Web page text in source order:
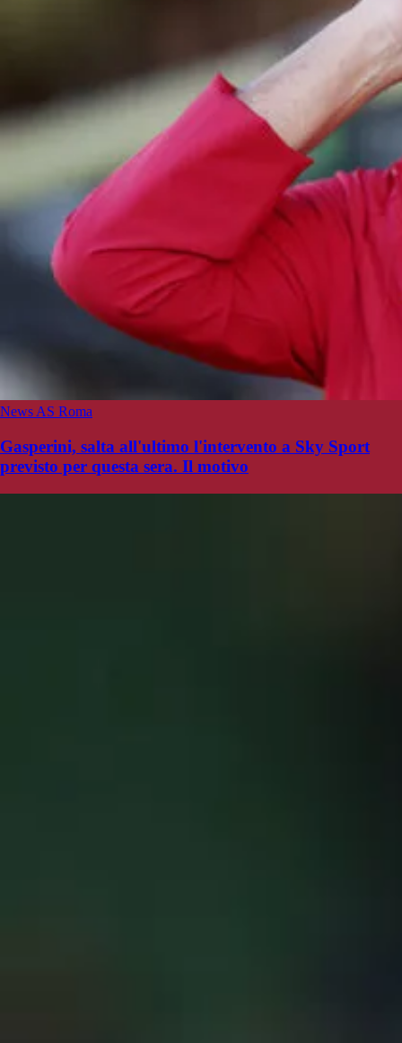
News AS Roma
Gasperini, salta all'ultimo l'intervento a Sky Sport
previsto per questa sera. Il motivo